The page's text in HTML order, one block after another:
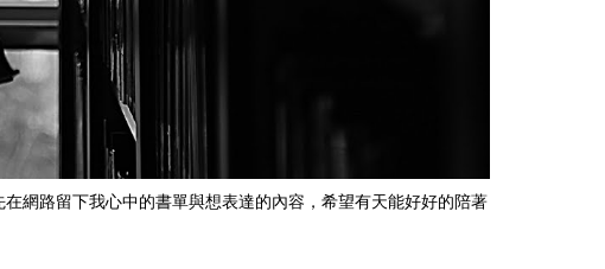
網路留下我心中的書單與想表達的內容，希望有天能好好的陪著